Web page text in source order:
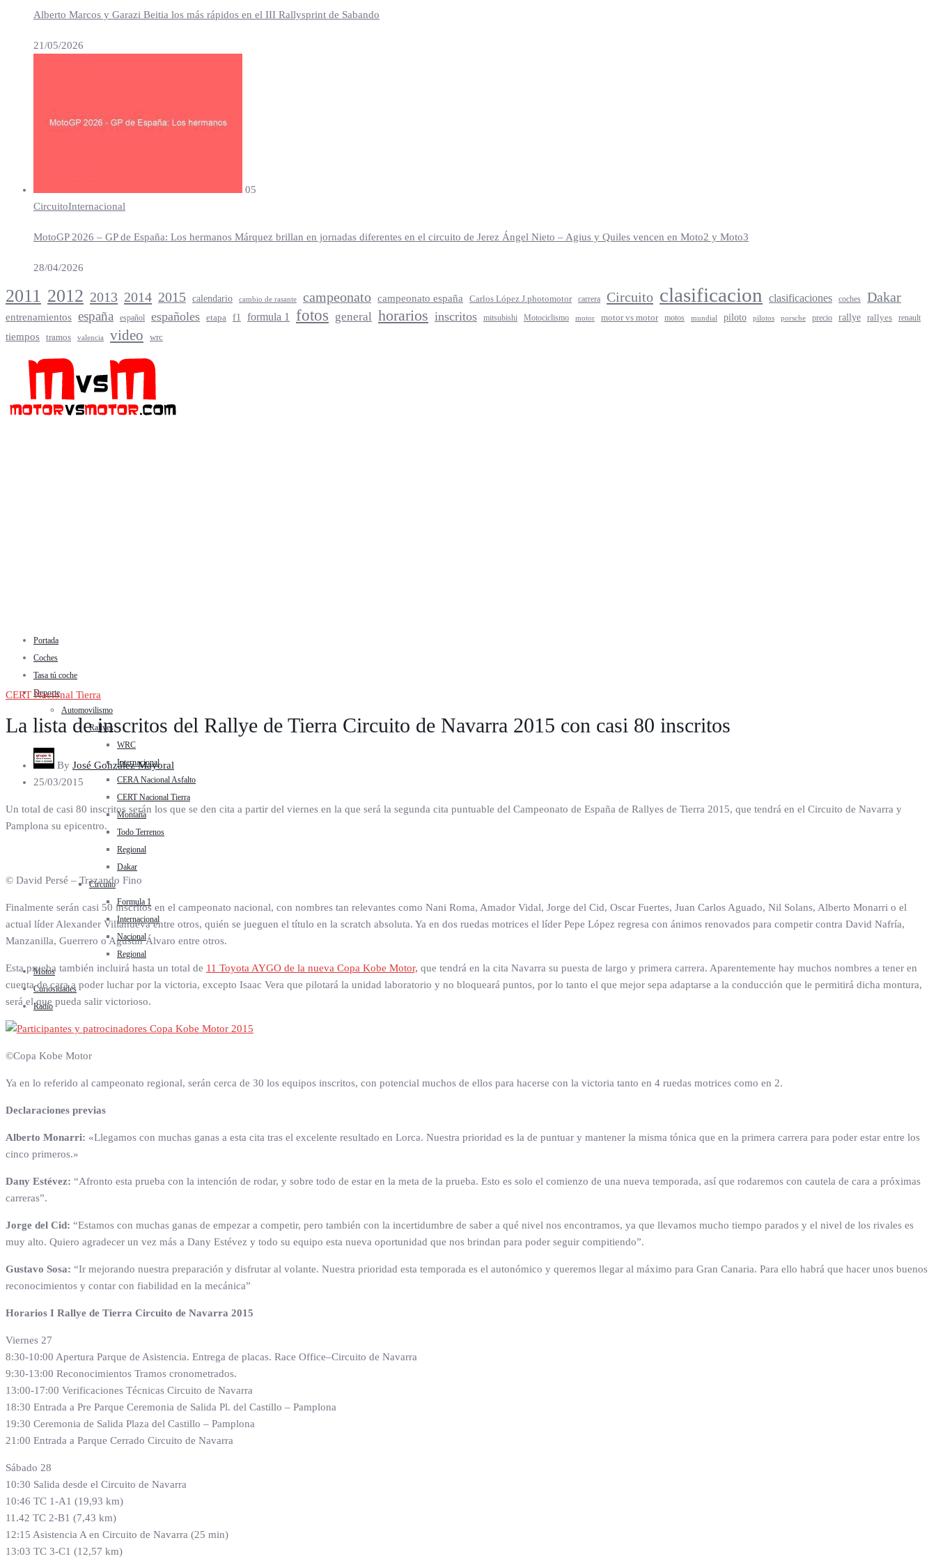
Alberto Marcos y Garazi Beitia los más rápidos en el III Rallysprint de Sabando
21/05/2026
05
CircuitoInternacional
MotoGP 2026 – GP de España: Los hermanos Márquez brillan en jornadas diferentes en el circuito de Jerez Ángel Nieto – Agius y Quiles vencen en Moto2 y Moto3
28/04/2026
2011 2012 2013 2014 2015 calendario cambio de rasante campeonato campeonato españa Carlos López J.photomotor carrera Circuito clasificacion clasificaciones coches Dakar
entrenamientos españa español españoles etapa f1 formula 1 fotos general horarios inscritos mitsubishi Motociclismo motor motor vs motor motos mundial piloto pilotos porsche precio rallye rallyes renault
tiempos tramos valencia video wrc
Portada
Coches
Tasa tú coche
Deporte
Automovilismo
Rallyes
WRC
Internacional
CERA Nacional Asfalto
CERT Nacional Tierra
Montaña
Todo Terrenos
Regional
Dakar
Circuito
Formula 1
Internacional
Nacional
Regional
Motos
Curiosidades
Radio
CERT Nacional Tierra
La lista de inscritos del Rallye de Tierra Circuito de Navarra 2015 con casi 80 inscritos
By José González Mayoral
25/03/2015
Un total de casi 80 inscritos serán los que se den cita a partir del viernes en la que será la segunda cita puntuable del Campeonato de España de Rallyes de Tierra 2015, que tendrá en el Circuito de Navarra y
Pamplona su epicentro.
© David Persé – Trazando Fino
Finalmente serán casi 50 inscritos en el campeonato nacional, con nombres tan relevantes como Nani Roma, Amador Vidal, Jorge del Cid, Oscar Fuertes, Juan Carlos Aguado, Nil Solans, Alberto Monarri o el
actual líder Alexander Villanueva entre otros, quién se jueguen el título en la scratch absoluta. Ya en dos ruedas motrices el líder Pepe López regresa con ánimos renovados para competir contra David Nafría,
Manzanilla, Guerrero o Agustín Álvaro entre otros.
Esta prueba también incluirá hasta un total de 11 Toyota AYGO de la nueva Copa Kobe Motor, que tendrá en la cita Navarra su puesta de largo y primera carrera. Aparentemente hay muchos nombres a tener en
cuenta de cara a poder luchar por la victoria, excepto Isaac Vera que pilotará la unidad laboratorio y no bloqueará puntos, por lo tanto el que mejor sepa adaptarse a la conducción que le permitirá dicha montura,
será el que pueda salir victorioso.
©Copa Kobe Motor
Ya en lo referido al campeonato regional, serán cerca de 30 los equipos inscritos, con potencial muchos de ellos para hacerse con la victoria tanto en 4 ruedas motrices como en 2.
Declaraciones previas
Alberto Monarri: «Llegamos con muchas ganas a esta cita tras el excelente resultado en Lorca. Nuestra prioridad es la de puntuar y mantener la misma tónica que en la primera carrera para poder estar entre los
cinco primeros.»
Dany Estévez: “Afronto esta prueba con la intención de rodar, y sobre todo de estar en la meta de la prueba. Esto es solo el comienzo de una nueva temporada, así que rodaremos con cautela de cara a próximas
carreras”.
Jorge del Cid: “Estamos con muchas ganas de empezar a competir, pero también con la incertidumbre de saber a qué nivel nos encontramos, ya que llevamos mucho tiempo parados y el nivel de los rivales es
muy alto. Quiero agradecer un vez más a Dany Estévez y todo su equipo esta nueva oportunidad que nos brindan para poder seguir compitiendo”.
Gustavo Sosa: “Ir mejorando nuestra preparación y disfrutar al volante. Nuestra prioridad esta temporada es el autonómico y queremos llegar al máximo para Gran Canaria. Para ello habrá que hacer unos buenos
reconocimientos y contar con fiabilidad en la mecánica”
Horarios I Rallye de Tierra Circuito de Navarra 2015
Viernes 27
8:30-10:00 Apertura Parque de Asistencia. Entrega de placas. Race Office–Circuito de Navarra
9:30-13:00 Reconocimientos Tramos cronometrados.
13:00-17:00 Verificaciones Técnicas Circuito de Navarra
18:30 Entrada a Pre Parque Ceremonia de Salida Pl. del Castillo – Pamplona
19:30 Ceremonia de Salida Plaza del Castillo – Pamplona
21:00 Entrada a Parque Cerrado Circuito de Navarra
Sábado 28
10:30 Salida desde el Circuito de Navarra
10:46 TC 1-A1 (19,93 km)
11.42 TC 2-B1 (7,43 km)
12:15 Asistencia A en Circuito de Navarra (25 min)
13:03 TC 3-C1 (12,57 km)